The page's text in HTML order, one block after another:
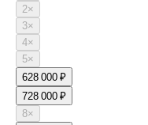
2×
3×
4×
5×
628 000 ₽
728 000 ₽
8×